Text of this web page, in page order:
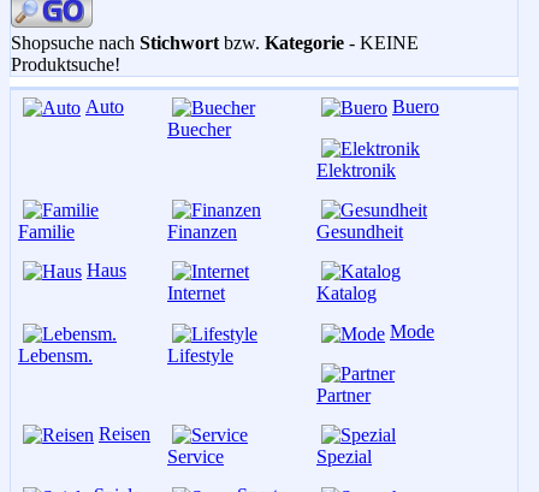
Shopsuche nach Stichwort bzw. Kategorie - KEINE
Produktsuche!
Auto
Buecher
Buero
Elektronik
Familie Finanzen
Gesundheit
Haus
Internet
Katalog
Lebensm. Lifestyle
Mode
Partner
Reisen
Service
Spezial